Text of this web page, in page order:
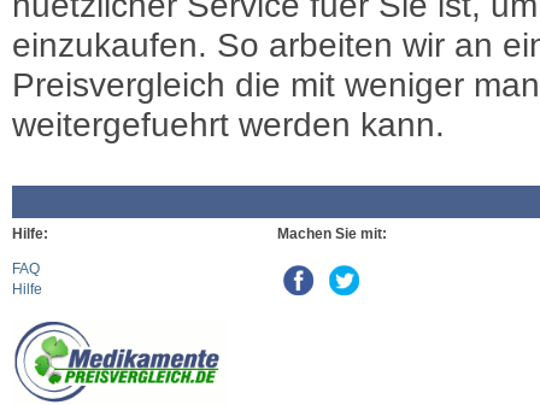
einzukaufen. So arbeiten wir an
Preisvergleich die mit weniger
weitergefuehrt werden kann.
Hilfe:
FAQ
Hilfe
Machen Sie mit: